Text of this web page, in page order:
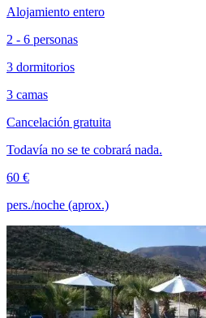
Alojamiento entero
2 - 6 personas
3 dormitorios
3 camas
Cancelación gratuita
Todavía no se te cobrará nada.
60 €
pers./noche (aprox.)